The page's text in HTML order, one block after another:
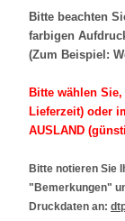
Bitte beachten
farbigen
(Zum Beispiel:
Bitte wählen
Lieferzeit) oder
AUSLAND
Bitte notieren Sie
"Bemerkungen"
Druckdaten an: